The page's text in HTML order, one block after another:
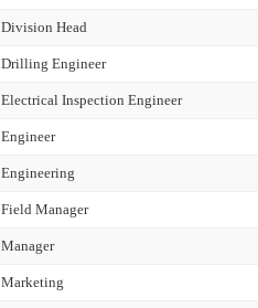
Division Head
Drilling Engineer
Electrical Inspection Engineer
Engineer
Engineering
Field Manager
Manager
Marketing